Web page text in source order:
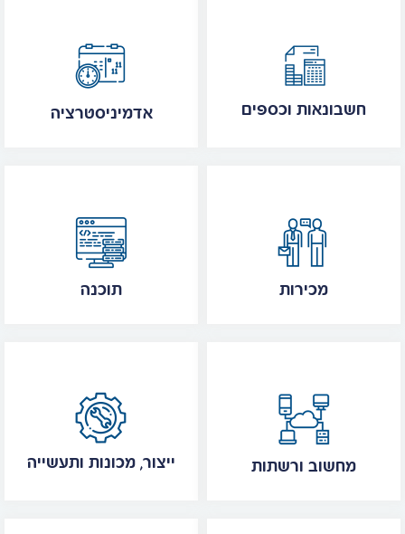
אדמיניסטרציה חשבונאות וכספים
תוכנה מכירות
ייצור, מכונות ותעשייה מחשוב ורשתות